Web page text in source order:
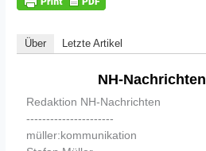
Über Letzte Artikel
NH-Nachrichten
Redaktion NH-Nachrichten
----------------------
müller:kommunikation